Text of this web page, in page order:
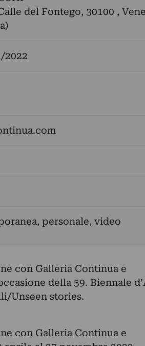
del Fontego, 30100 ,
2022
personale, video
con Galleria Continua e
della 59. Biennale
Unseen stories.
con Galleria Continua e